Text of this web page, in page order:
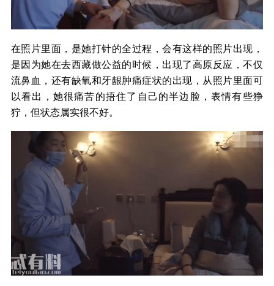
在照片里面，是她打针的全过程，会有这样的照片出现，
是因为她在去西藏做公益的时候，出现了高原反应，不仅
流鼻血，还有缺氧和牙龈肿痛症状的出现，从照片里面可
以看出，她很痛苦的捂住了自己的半边脸，表情有些狰
狞，但状态属实很不好。